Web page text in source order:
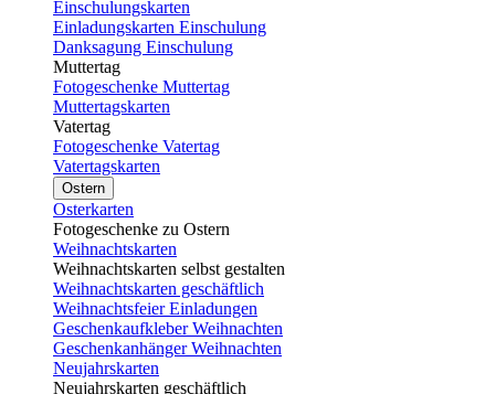
Einschulungskarten
Einladungskarten Einschulung
Danksagung Einschulung
Muttertag
Fotogeschenke Muttertag
Muttertagskarten
Vatertag
Fotogeschenke Vatertag
Vatertagskarten
Ostern
Osterkarten
Fotogeschenke zu Ostern
Weihnachtskarten
Weihnachtskarten selbst gestalten
Weihnachtskarten geschäftlich
Weihnachtsfeier Einladungen
Geschenkaufkleber Weihnachten
Geschenkanhänger Weihnachten
Neujahrskarten
Neujahrskarten geschäftlich